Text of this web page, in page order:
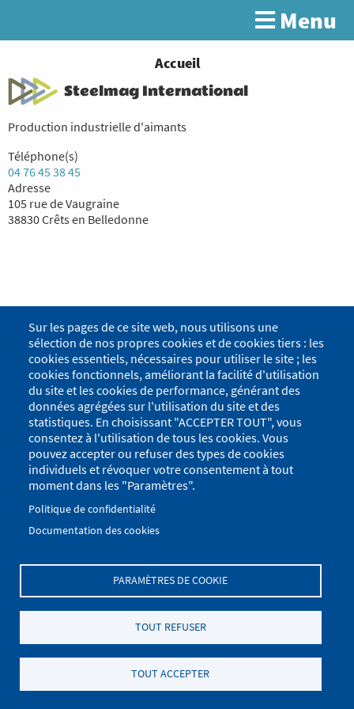
contenu
Rechercher
Menu
You
are
Accueil
Steelmag International
Production industrielle d'aimants
Téléphone(s)
04 76 45 38 45
Adresse
105 rue de Vaugraine
38830 Crêts en Belledonne
Sur les pages de ce site web, nous utilisons une
sélection de nos propres cookies et de cookies tiers : les
cookies essentiels, nécessaires pour utiliser le site ; les
cookies fonctionnels, améliorant la facilité d'utilisation
du site et les cookies de performance, générant des
données agrégées sur l'utilisation du site et des
statistiques. En choisissant "ACCEPTER TOUT", vous
consentez à l'utilisation de tous les cookies. Vous
pouvez accepter ou refuser des types de cookies
individuels et révoquer votre consentement à tout
moment dans les "Paramètres".
Politique de confidentialité
Documentation des cookies
PARAMÈTRES DE COOKIE
TOUT REFUSER
TOUT ACCEPTER
Menu
compte
l'utilisateur
page
Politique de confidentialité